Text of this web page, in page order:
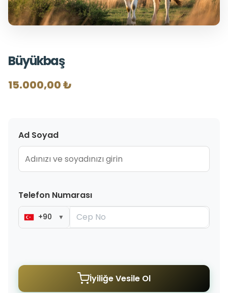
Büyükbaş
15.000,00 ₺
Ad Soyad
Telefon Numarası
+90 ▼
İyiliğe Vesile Ol